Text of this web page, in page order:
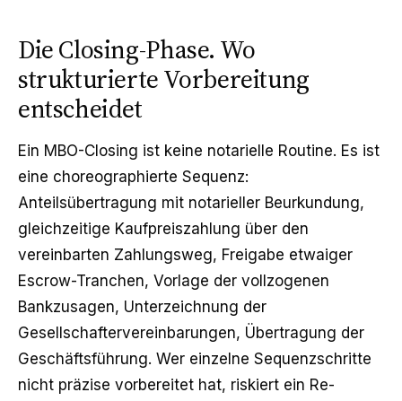
Die Closing-Phase. Wo
strukturierte Vorbereitung
entscheidet
Ein MBO-Closing ist keine notarielle Routine. Es ist
eine choreographierte Sequenz:
Anteilsübertragung mit notarieller Beurkundung,
gleichzeitige Kaufpreiszahlung über den
vereinbarten Zahlungsweg, Freigabe etwaiger
Escrow-Tranchen, Vorlage der vollzogenen
Bankzusagen, Unterzeichnung der
Gesellschaftervereinbarungen, Übertragung der
Geschäftsführung. Wer einzelne Sequenzschritte
nicht präzise vorbereitet hat, riskiert ein Re-